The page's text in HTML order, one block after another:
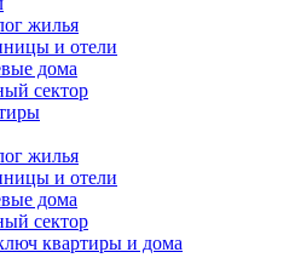
жилья
и отели
дома
сектор
жилья
и отели
дома
сектор
квартиры и дома